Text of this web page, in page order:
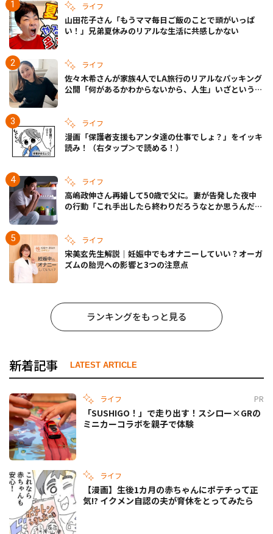
ライフ
山田花子さん「もうママ毎日ご飯のことで頭がいっぱ
い！」兄弟夏休みのリアルな生活に共感しかない
ライフ
佐々木希さんが家族4人でLA旅行のリアルなパッキング
公開「何があるかわからないから、人生」いざというと
ライフ
漫画「保護者支援もアンタ達の仕事でしょ？」をイッキ
読み！（右タップ＞で読める！）
ライフ
高嶋政伸さん再婚して50歳で父に。妻が告発した夜中
の行動「これ手出したら終わりだろうなとか思うんだけ
ライフ
宋美玄先生解説｜妊娠中でもオナニーしていい？オーガ
ズムの胎児への影響と3つの注意点
ランキングをもっと見る
新着記事 LATEST ARTICLE
ライフ PR
「SUSHIGO！」で走り出す！スシロー×GRの
ミニカーコラボを親子で体験
ライフ
【漫画】生後1カ月の赤ちゃんにポテチって正
気!? イクメン自認の夫が育休をとってみたら